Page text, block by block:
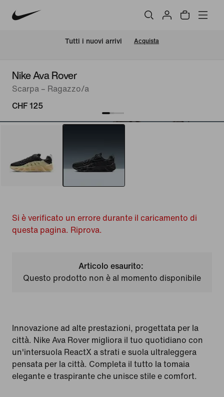
Tutti i nuovi arrivi Acquista
Nike Ava Rover
Scarpa – Ragazzo/a
CHF 125
Si è verificato un errore durante il caricamento di
questa pagina. Riprova.
Articolo esaurito:
Questo prodotto non è al momento disponibile
Innovazione ad alte prestazioni, progettata per la
città. Nike Ava Rover migliora il tuo quotidiano con
un'intersuola ReactX a strati e suola ultraleggera
pensata per la città. Completa il tutto la tomaia
elegante e traspirante che unisce stile e comfort.